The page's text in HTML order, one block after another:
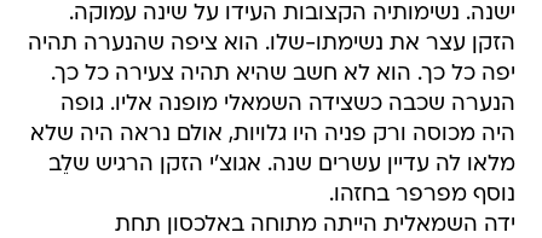
ישנה. נשימותיה הקצובות העידו על שינה עמוקה.
הזקן עצר את נשימתו-שלו. הוא ציפה שהנערה תהיה
יפה כל כך. הוא לא חשב שהיא תהיה צעירה כל כך.
הנערה שכבה כשצידה השמאלי מופנה אליו. גופה
היה מכוסה ורק פניה היו גלויות, אולם נראה היה שלא
מלאו לה עדיין עשרים שנה. אגוצ'י הזקן הרגיש שלֵב
נוסף מפרפר בחזהו.
ידה השמאלית הייתה מתוחה באלכסון תחת